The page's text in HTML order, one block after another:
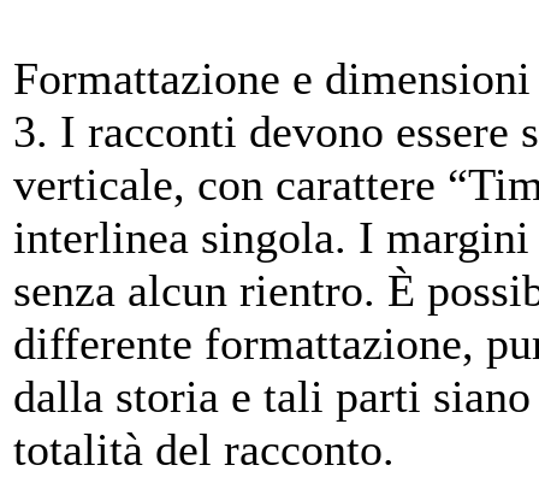
Formattazione e dimensioni
3. I racconti devono
verticale, con carattere
interlinea singola. I margini
senza alcun rientro. È
differente formattazione,
dalla storia e tali parti
totalità del racconto.